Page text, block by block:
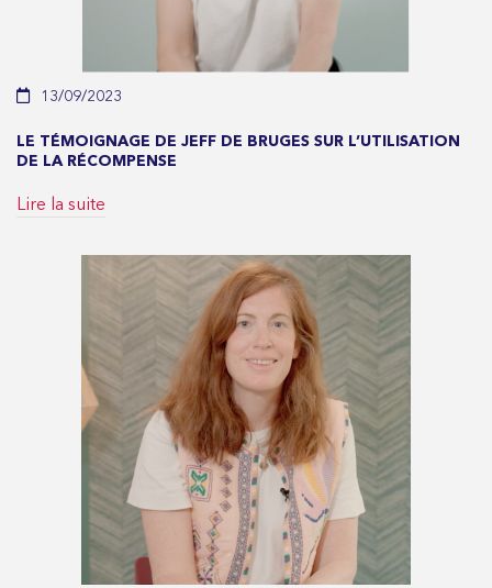
13/09/2023
LE TÉMOIGNAGE DE JEFF DE BRUGES SUR L’UTILISATION
DE LA RÉCOMPENSE
Lire la suite